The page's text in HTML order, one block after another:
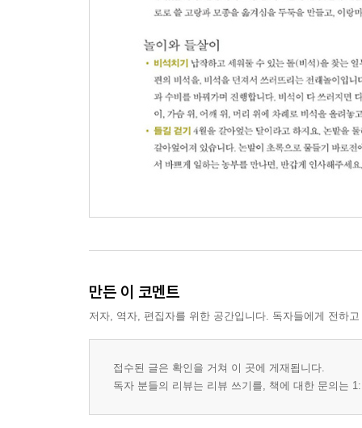
만든 이 코멘트
저자, 역자, 편집자를 위한 공간입니다. 독자들에게 전하
접수된 글은 확인을 거쳐 이 곳에 게재됩니다.
독자 분들의 리뷰는 리뷰 쓰기를, 책에 대한 문의는